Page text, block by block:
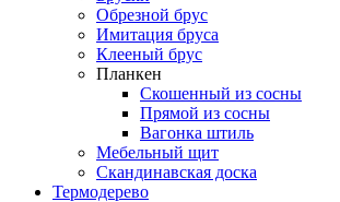
Обрезной брус
Имитация бруса
Клееный брус
Планкен
Скошенный из сосны
Прямой из сосны
Вагонка штиль
Мебельный щит
Скандинавская доска
Термодерево